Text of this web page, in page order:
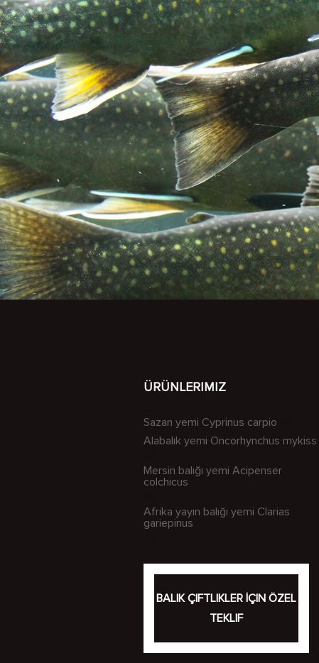
ÜRÜNLERIMIZ
Sazan yemi Cyprinus carpio
Alabalık yemi Oncorhynchus mykiss
Mersin balığı yemi Acipenser
colchicus
Afrika yayın balığı yemi Clarias
gariepinus
BALIK ÇIFTLIKLER İÇIN ÖZEL
TEKLIF